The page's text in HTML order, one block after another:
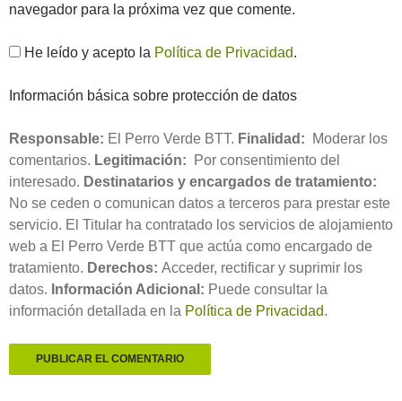
navegador para la próxima vez que comente.
He leído y acepto la Política de Privacidad.
Información básica sobre protección de datos
Responsable: El Perro Verde BTT. Finalidad: Moderar los
comentarios. Legitimación: Por consentimiento del
interesado. Destinatarios y encargados de tratamiento:
No se ceden o comunican datos a terceros para prestar este
servicio. El Titular ha contratado los servicios de alojamiento
web a El Perro Verde BTT que actúa como encargado de
tratamiento. Derechos: Acceder, rectificar y suprimir los
datos. Información Adicional: Puede consultar la
información detallada en la Política de Privacidad.